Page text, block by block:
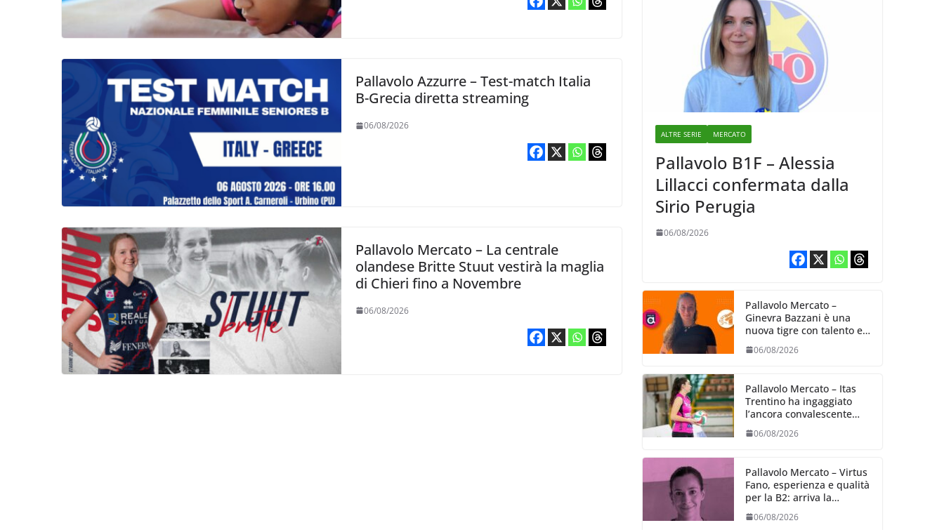
Pallavolo Azzurre – Test-match Italia
B-Grecia diretta streaming
06/08/2026
Pallavolo Mercato – La centrale
olandese Britte Stuut vestirà la maglia
di Chieri fino a Novembre
06/08/2026
ALTRE SERIE MERCATO
Pallavolo B1F – Alessia
Lillacci confermata dalla
Sirio Perugia
06/08/2026
Pallavolo Mercato –
Ginevra Bazzani è una
nuova tigre con talento ed
entusiasmo
06/08/2026
Pallavolo Mercato – Itas
Trentino ha ingaggiato
l’ancora convalescente
Alexandra Ravarini
06/08/2026
Pallavolo Mercato – Virtus
Fano, esperienza e qualità
per la B2: arriva la
schiacciatrice fermana
Alessia Castellucci
06/08/2026